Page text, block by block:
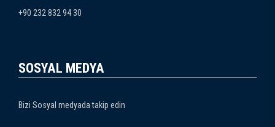
+90 232 832 94 30
SOSYAL MEDYA
Bizi Sosyal medyada takip edin